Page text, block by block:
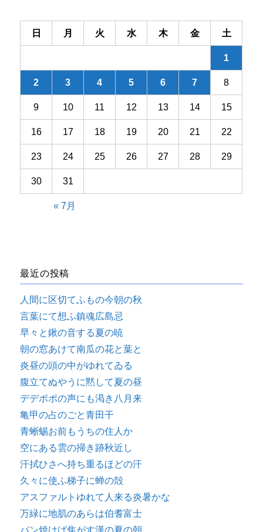
ン日 月 火 水 木 金 土
1
2 3 4 5 6 7 8
9 10 11 12 13 14 15
16 17 18 19 20 21 22
23 24 25 26 27 28 29
30 31
« 7月
最近の投稿
人間に区切てふもの今朝の秋
言葉にて想ふ鎮魂広島忌
早々と鍬の音する夏の暁
朝の窓あけて南瓜の花と葉と
炎昼の頭の中がゆれてゐる
腹立てぬやうに黙して夏の昼
デデポポの声にも渇き八月来
亀甲の占のごと青田干
青蜥蜴お前もうちの住人か
空にある雲の掃き跡秋近し
汗拭ひさへ持ち重るほどの汗
久々に使ふ梯子に蝉の殻
アスファルトゆれて人来る炎暑かな
万緑に地肌のあらは伯耆富士
パン焼けば焦がす漢の夏の朝